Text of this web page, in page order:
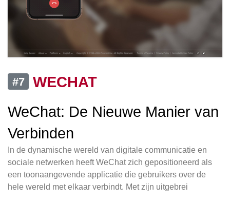
#7
WECHAT
WeChat: De Nieuwe Manier van
Verbinden
In de dynamische wereld van digitale communicatie en
sociale netwerken heeft WeChat zich gepositioneerd als
een toonaangevende applicatie die gebruikers over de
hele wereld met elkaar verbindt. Met zijn uitgebrei